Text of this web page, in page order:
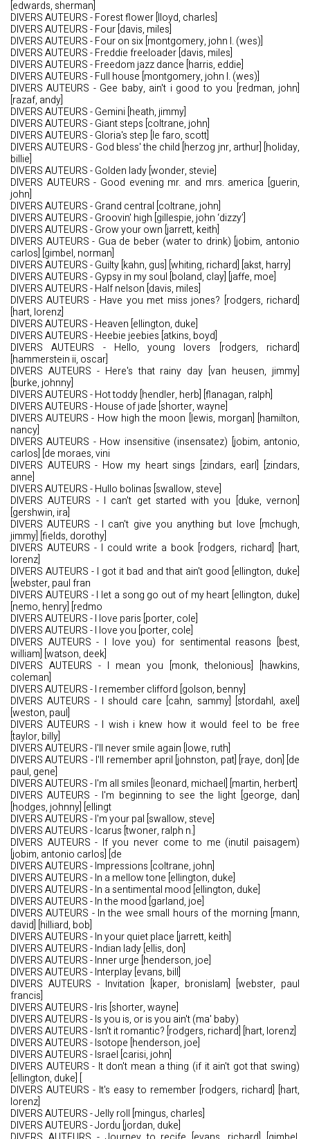
[edwards, sherman]
DIVERS AUTEURS - Forest flower [lloyd, charles]
DIVERS AUTEURS - Four [davis, miles]
DIVERS AUTEURS - Four on six [montgomery, john l. (wes)]
DIVERS AUTEURS - Freddie freeloader [davis, miles]
DIVERS AUTEURS - Freedom jazz dance [harris, eddie]
DIVERS AUTEURS - Full house [montgomery, john l. (wes)]
DIVERS AUTEURS - Gee baby, ain't i good to you [redman, john]
[razaf, andy]
DIVERS AUTEURS - Gemini [heath, jimmy]
DIVERS AUTEURS - Giant steps [coltrane, john]
DIVERS AUTEURS - Gloria's step [le faro, scott]
DIVERS AUTEURS - God bless' the child [herzog jnr, arthur] [holiday,
billie]
DIVERS AUTEURS - Golden lady [wonder, stevie]
DIVERS AUTEURS - Good evening mr. and mrs. america [guerin,
john]
DIVERS AUTEURS - Grand central [coltrane, john]
DIVERS AUTEURS - Groovin' high [gillespie, john ‘dizzy’]
DIVERS AUTEURS - Grow your own [jarrett, keith]
DIVERS AUTEURS - Gua de beber (water to drink) [jobim, antonio
carlos] [gimbel, norman]
DIVERS AUTEURS - Guilty [kahn, gus] [whiting, richard] [akst, harry]
DIVERS AUTEURS - Gypsy in my soul [boland, clay] [jaffe, moe]
DIVERS AUTEURS - Half nelson [davis, miles]
DIVERS AUTEURS - Have you met miss jones? [rodgers, richard]
[hart, lorenz]
DIVERS AUTEURS - Heaven [ellington, duke]
DIVERS AUTEURS - Heebie jeebies [atkins, boyd]
DIVERS AUTEURS - Hello, young lovers [rodgers, richard]
[hammerstein ii, oscar]
DIVERS AUTEURS - Here's that rainy day [van heusen, jimmy]
[burke, johnny]
DIVERS AUTEURS - Hot toddy [hendler, herb] [flanagan, ralph]
DIVERS AUTEURS - House of jade [shorter, wayne]
DIVERS AUTEURS - How high the moon [lewis, morgan] [hamilton,
nancy]
DIVERS AUTEURS - How insensitive (insensatez) [jobim, antonio,
carlos] [de moraes, vini
DIVERS AUTEURS - How my heart sings [zindars, earl] [zindars,
anne]
DIVERS AUTEURS - Hullo bolinas [swallow, steve]
DIVERS AUTEURS - I can't get started with you [duke, vernon]
[gershwin, ira]
DIVERS AUTEURS - I can't give you anything but love [mchugh,
jimmy] [fields, dorothy]
DIVERS AUTEURS - I could write a book [rodgers, richard] [hart,
lorenz]
DIVERS AUTEURS - I got it bad and that ain't good [ellington, duke]
[webster, paul fran
DIVERS AUTEURS - I let a song go out of my heart [ellington, duke]
[nemo, henry] [redmo
DIVERS AUTEURS - I love paris [porter, cole]
DIVERS AUTEURS - I love you [porter, cole]
DIVERS AUTEURS - I love you) for sentimental reasons [best,
william] [watson, deek]
DIVERS AUTEURS - I mean you [monk, thelonious] [hawkins,
coleman]
DIVERS AUTEURS - I remember clifford [golson, benny]
DIVERS AUTEURS - I should care [cahn, sammy] [stordahl, axel]
[weston, paul]
DIVERS AUTEURS - I wish i knew how it would feel to be free
[taylor, billy]
DIVERS AUTEURS - I'll never smile again [lowe, ruth]
DIVERS AUTEURS - I'll remember april [johnston, pat] [raye, don] [de
paul, gene]
DIVERS AUTEURS - I'm all smiles [leonard, michael] [martin, herbert]
DIVERS AUTEURS - I'm beginning to see the light [george, dan]
[hodges, johnny] [ellingt
DIVERS AUTEURS - I'm your pal [swallow, steve]
DIVERS AUTEURS - Icarus [twoner, ralph n.]
DIVERS AUTEURS - If you never come to me (inutil paisagem)
[jobim, antonio carlos] [de
DIVERS AUTEURS - Impressions [coltrane, john]
DIVERS AUTEURS - In a mellow tone [ellington, duke]
DIVERS AUTEURS - In a sentimental mood [ellington, duke]
DIVERS AUTEURS - In the mood [garland, joe]
DIVERS AUTEURS - In the wee small hours of the morning [mann,
david] [hilliard, bob]
DIVERS AUTEURS - In your quiet place [jarrett, keith]
DIVERS AUTEURS - Indian lady [ellis, don]
DIVERS AUTEURS - Inner urge [henderson, joe]
DIVERS AUTEURS - Interplay [evans, bill]
DIVERS AUTEURS - Invitation [kaper, bronislam] [webster, paul
francis]
DIVERS AUTEURS - Iris [shorter, wayne]
DIVERS AUTEURS - Is you is, or is you ain't (ma' baby)
DIVERS AUTEURS - Isn't it romantic? [rodgers, richard] [hart, lorenz]
DIVERS AUTEURS - Isotope [henderson, joe]
DIVERS AUTEURS - Israel [carisi, john]
DIVERS AUTEURS - It don't mean a thing (if it ain't got that swing)
[ellington, duke] [
DIVERS AUTEURS - It's easy to remember [rodgers, richard] [hart,
lorenz]
DIVERS AUTEURS - Jelly roll [mingus, charles]
DIVERS AUTEURS - Jordu [jordan, duke]